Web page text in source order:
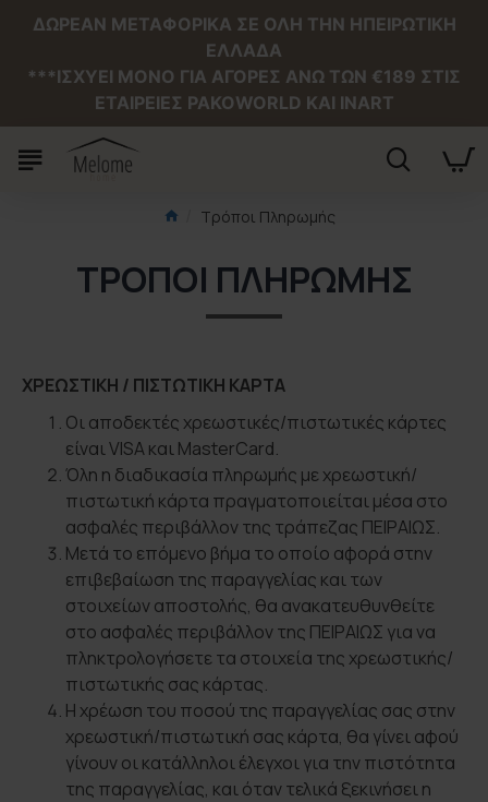
ΔΩΡΕΑΝ ΜΕΤΑΦΟΡΙΚΑ ΣΕ ΟΛΗ ΤΗΝ ΗΠΕΙΡΩΤΙΚΗ
ΕΛΛΑΔΑ
***ΙΣΧΥΕΙ MONO ΓΙΑ ΑΓΟΡΕΣ ΑΝΩ ΤΩΝ €189 ΣΤΙΣ
ΕΤΑΙΡΕΙΕΣ PAKOWORLD ΚΑΙ INART
Τρόποι Πληρωμής
ΤΡΌΠΟΙ ΠΛΗΡΩΜΉΣ
ΧΡΕΩΣΤΙΚΗ / ΠΙΣΤΩΤΙΚΗ ΚΑΡΤΑ
Οι αποδεκτές χρεωστικές/πιστωτικές κάρτες
είναι VISA και MasterCard.
Όλη η διαδικασία πληρωμής με χρεωστική/
πιστωτική κάρτα πραγματοποιείται μέσα στο
ασφαλές περιβάλλον της τράπεζας ΠΕΙΡΑΙΩΣ.
Μετά το επόμενο βήμα το οποίο αφορά στην
επιβεβαίωση της παραγγελίας και των
στοιχείων αποστολής, θα ανακατευθυνθείτε
στο ασφαλές περιβάλλον της ΠΕΙΡΑΙΩΣ για να
πληκτρολογήσετε τα στοιχεία της χρεωστικής/
πιστωτικής σας κάρτας.
Η χρέωση του ποσού της παραγγελίας σας στην
χρεωστική/πιστωτική σας κάρτα, θα γίνει αφού
γίνουν οι κατάλληλοι έλεγχοι για την πιστότητα
της παραγγελίας, και όταν τελικά ξεκινήσει η